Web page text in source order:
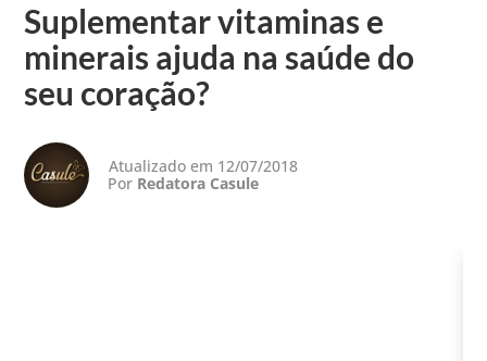
Suplementar vitaminas e
minerais ajuda na saúde do
seu coração?
Atualizado em 12/07/2018
Por Redatora Casule